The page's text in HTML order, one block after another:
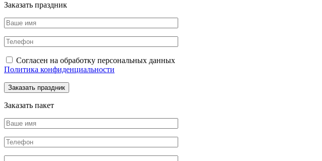
Заказать праздник
Согласен на обработку персональных данных
Политика конфиденциальности
Заказать пакет